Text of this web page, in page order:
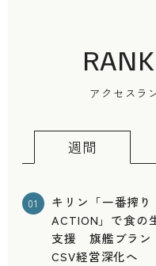
アクセスラ
週間
01
キリン「一番搾り
ACTION」で食の
支援 旗艦ブラン
CSV経営深化へ